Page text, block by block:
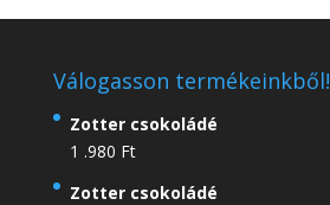
Válogasson termékeinkből!
Zotter csokoládé
1 .980 Ft
Zotter csokoládé